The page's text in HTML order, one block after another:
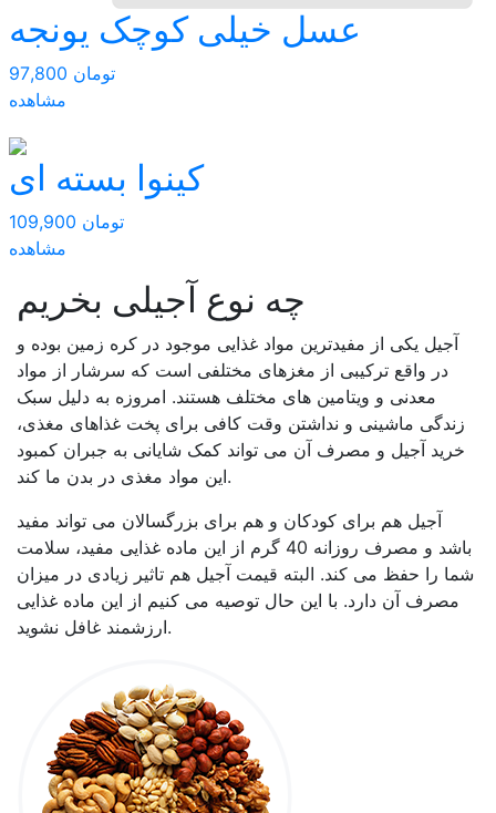
عسل خیلی کوچک یونجه
97,800 تومان
مشاهده
کینوا بسته ای
109,900 تومان
مشاهده
چه نوع آجیلی بخریم
آجیل یکی از مفیدترین مواد غذایی موجود در کره زمین بوده و
در واقع ترکیبی از مغزهای مختلفی است که سرشار از مواد
معدنی و ویتامین های مختلف هستند. امروزه به دلیل سبک
زندگی ماشینی و نداشتن وقت کافی برای پخت غذاهای مغذی،
خرید آجیل و مصرف آن می تواند کمک شایانی به جبران کمبود
این مواد مغذی در بدن ما کند.
آجیل هم برای کودکان و هم برای بزرگسالان می تواند مفید
باشد و مصرف روزانه 40 گرم از این ماده غذایی مفید، سلامت
شما را حفظ می کند. البته قیمت آجیل هم تاثیر زیادی در میزان
مصرف آن دارد. با این حال توصیه می کنیم از این ماده غذایی
ارزشمند غافل نشوید.